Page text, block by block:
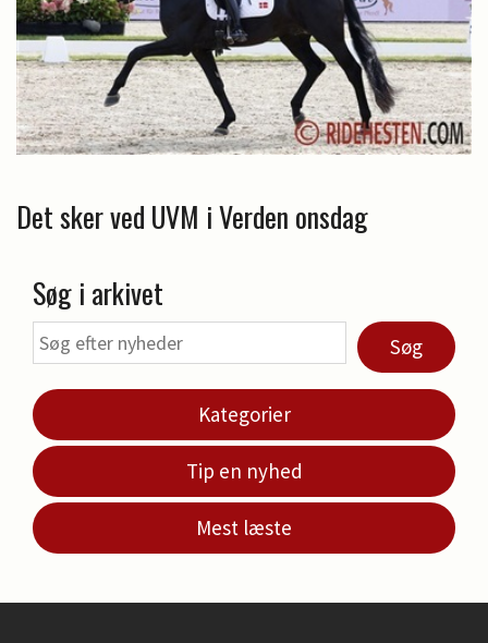
Det sker ved UVM i Verden onsdag
Søg i arkivet
Søg
Kategorier
Tip en nyhed
Mest læste